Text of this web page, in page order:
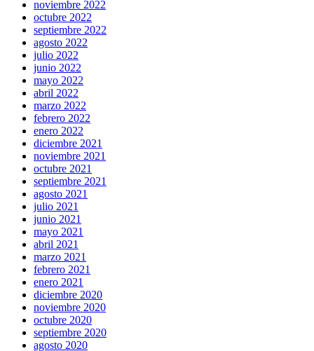
noviembre 2022
octubre 2022
septiembre 2022
agosto 2022
julio 2022
junio 2022
mayo 2022
abril 2022
marzo 2022
febrero 2022
enero 2022
diciembre 2021
noviembre 2021
octubre 2021
septiembre 2021
agosto 2021
julio 2021
junio 2021
mayo 2021
abril 2021
marzo 2021
febrero 2021
enero 2021
diciembre 2020
noviembre 2020
octubre 2020
septiembre 2020
agosto 2020